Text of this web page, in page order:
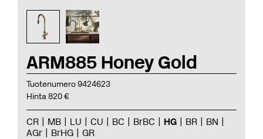
ARM885 Honey Gold
Tuotenumero 9424623
Hinta 820 €
CR MB LU CU BC BrBC HG BR
BN
AGr
BrHG GR